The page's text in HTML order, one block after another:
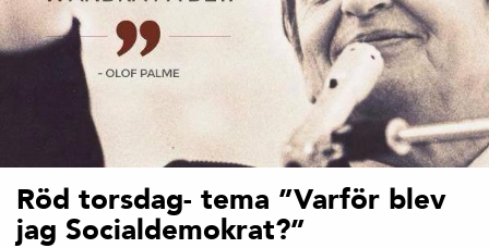
Röd torsdag- tema ”Varför blev
jag Socialdemokrat?”